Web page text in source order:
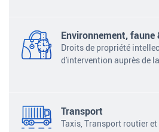
Environnement, faune
Droits de propriété
d'intervention auprès de
Transport
Taxis, Transport routier